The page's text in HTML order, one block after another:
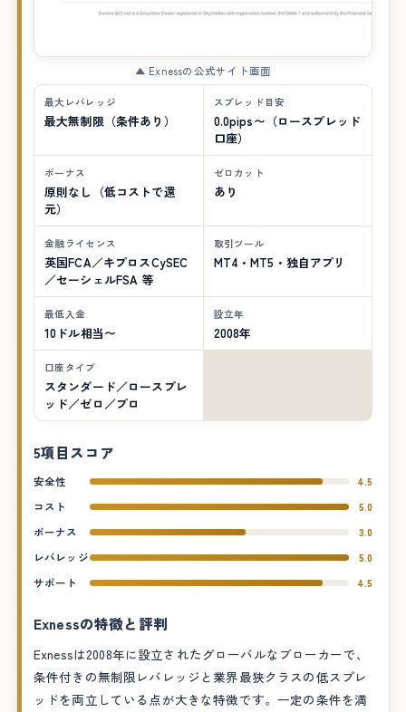
▲ Exnessの公式サイト画面
最大レバレッジ
最大無制限（条件あり）
スプレッド目安
0.0pips〜（ロースプレッド
口座）
ボーナス
原則なし（低コストで還
元）
ゼロカット
あり
金融ライセンス
英国FCA／キプロスCySEC
／セーシェルFSA 等
取引ツール
MT4・MT5・独自アプリ
最低入金
10ドル相当〜
設立年
2008年
口座タイプ
スタンダード／ロースプレ
ッド／ゼロ／プロ
5項目スコア
安全性
4.5
コスト
5.0
ボーナス
3.0
レバレッジ
5.0
サポート
4.5
Exnessの特徴と評判
Exnessは2008年に設立されたグローバルなブローカーで、
条件付きの無制限レバレッジと業界最狭クラスの低スプレ
ッドを両立している点が大きな特徴です。一定の条件を満